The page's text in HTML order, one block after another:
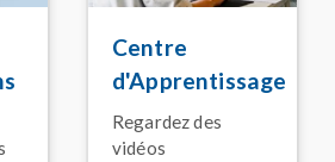
la simulation acoustique
pour améliorer les
dispositifs Alexa®
Novembre 2025
Centre
d'Apprentissage
Regardez des
vidéos